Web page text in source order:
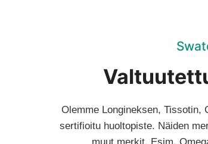
Olemme Longineksen, Tissotin,
sertifioitu huoltopiste. Näiden